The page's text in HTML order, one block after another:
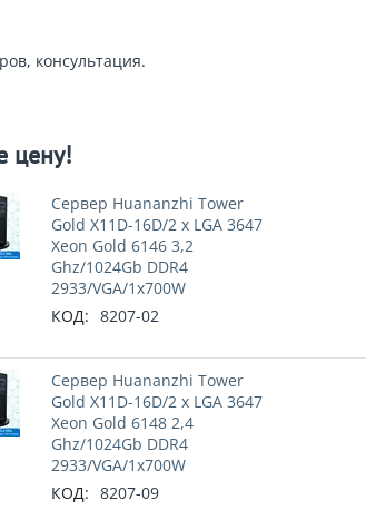
консультация.
цену!
Cервер Huananzhi Tower
Gold X11D-16D/2 x LGA 3647
Xeon Gold 6146 3,2
Ghz/1024Gb DDR4
2933/VGA/1x700W
КОД: 8207-02
Cервер Huananzhi Tower
Gold X11D-16D/2 x LGA 3647
Xeon Gold 6148 2,4
Ghz/1024Gb DDR4
2933/VGA/1x700W
КОД: 8207-09